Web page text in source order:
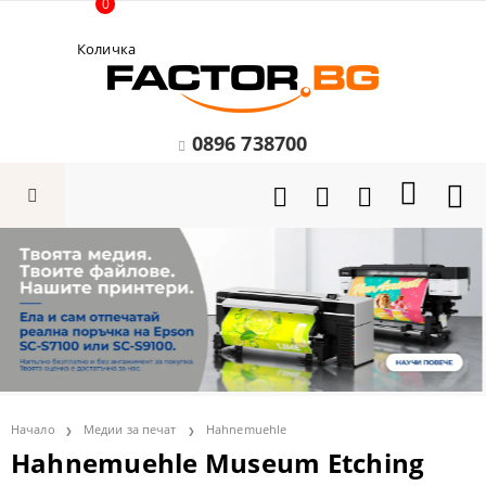
Количка
0
0896 738700
Начало Медии за печат Hahnemuehle
Hahnemuehle Museum Etching